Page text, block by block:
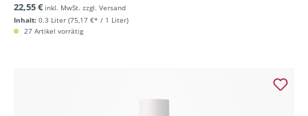
Inhalt: 0.3 Liter (75,17 €* / 1 Liter)
22,55 € inkl. MwSt. zzgl. Versand
27 Artikel vorrätig